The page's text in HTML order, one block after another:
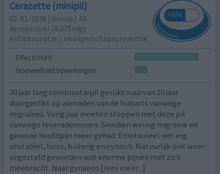
Cerazette (minipil)
02-01-2026 | Vrouw | 44
desogestrel (0,075mg)
Anticonceptie / zwangerschapspreventie
Effectiviteit
Hoeveelheid bijwerkingen
30 jaar lang combinatiepil geslikt waarvan 10 jaar
doorgeslikt op aanraden van de huisarts vanwege
migraines. Vorig jaar moeten stoppen met deze pil
vanwege leveradenomen. Sinsdien weinig migraine en
gewone hoofdpijn meer gehad. Emotioneel wel erg
onstabiel, boos, huilerig en cynisch. Natuurlijk ook weer
ongesteld geworden wat enorme pijnen met zich
meebracht. Naar gynaeco [lees meer...]